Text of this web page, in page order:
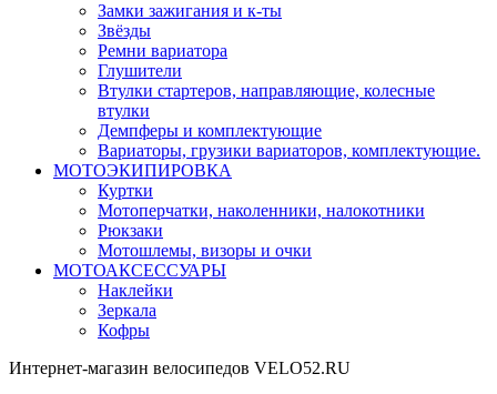
Замки зажигания и к-ты
Звёзды
Ремни вариатора
Глушители
Втулки стартеров, направляющие, колесные
втулки
Демпферы и комплектующие
Вариаторы, грузики вариаторов, комплектующие.
МОТОЭКИПИРОВКА
Куртки
Мотоперчатки, наколенники, налокотники
Рюкзаки
Мотошлемы, визоры и очки
МОТОАКСЕССУАРЫ
Наклейки
Зеркала
Кофры
Интернет-магазин велосипедов VELO52.RU